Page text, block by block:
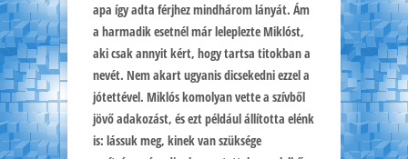
apa így adta férjhez mindhárom lányát. Ám
a harmadik esetnél már leleplezte Miklóst,
aki csak annyit kért, hogy tartsa titokban a
nevét. Nem akart ugyanis dicsekedni ezzel a
jótettével. Miklós komolyan vette a szívből
jövő adakozást, és ezt például állította elénk
is: lássuk meg, kinek van szüksége